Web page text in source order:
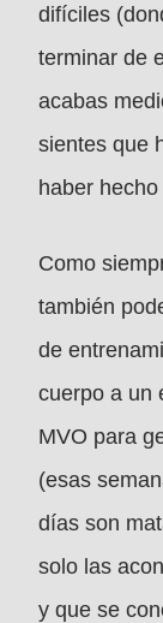
difíciles
terminar de
acabas
sientes que
haber
Como
también
de
cuerpo a un
MVO para
(esas
días son
solo las
y que se